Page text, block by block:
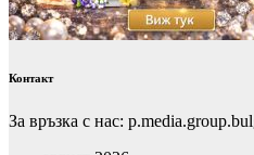
Контакт
За връзка с нас: